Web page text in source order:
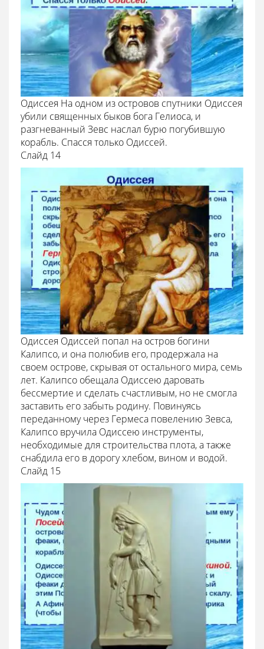
Одиссея На одном из островов спутники Одиссея
убили священных быков бога Гелиоса, и
разгневанный Зевс наслал бурю погубившую
корабль. Спасся только Одиссей.
Cлайд 14
Одиссея Одиссей попал на остров богини
Калипсо, и она полюбив его, продержала на
своем острове, скрывая от остального мира, семь
лет. Калипсо обещала Одиссею даровать
бессмертие и сделать счастливым, но не смогла
заставить его забыть родину. Повинуясь
переданному через Гермеса повелению Зевса,
Калипсо вручила Одиссею инструменты,
необходимые для строительства плота, а также
снабдила его в дорогу хлебом, вином и водой.
Cлайд 15